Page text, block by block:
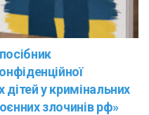
дітей у кримінальних
злочинів рф»